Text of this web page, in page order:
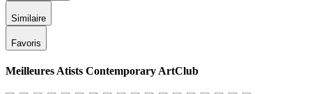
Similaire
Favoris
Meilleures Atists Contemporary ArtClub